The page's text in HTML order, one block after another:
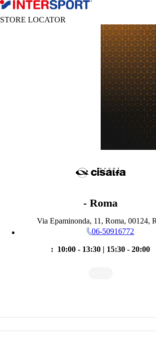
STORE LOCATOR
- Roma
Via Epaminonda, 11, Roma, 00124,
06-50916772
: 10:00 - 13:30 | 15:30 - 20:00
10:00 - 20:00